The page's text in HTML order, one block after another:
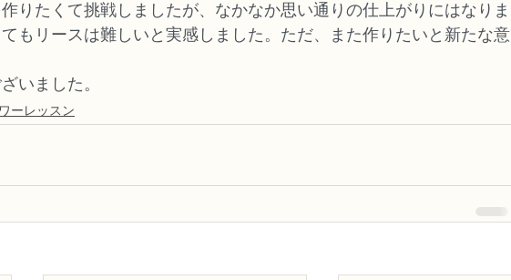
りたくて挑戦しましたが、なかなか思い通りの仕上がりにはなりま
もリースは難しいと実感しました。ただ、また作りたいと新たな意
いました。
ーレッスン